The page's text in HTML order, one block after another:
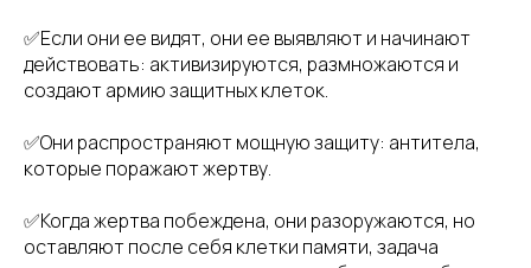
✅Если они ее видят, они ее выявляют и начинают
действовать: активизируются, размножаются и
создают армию защитных клеток.
✅Они распространяют мощную защиту: антитела,
которые поражают жертву.
✅Когда жертва побеждена, они разоружаются, но
оставляют после себя клетки памяти, задача